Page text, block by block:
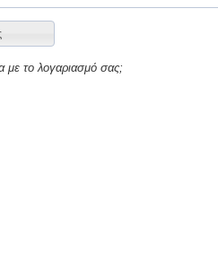
με το λογαριασμό σας;